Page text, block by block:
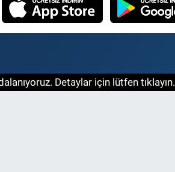
Detaylar için lütfen tıklayın.